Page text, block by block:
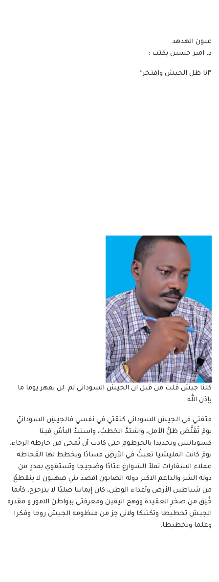
عيون الهدهد
د. امير حسين يكتب :
*انا ظل الجيش وافتخر*
كلنا جيش قلت من قبل ان الجيش السوداني لم. لن يقهر يوما ما
بإذن الله …
فثقتي في الجيش السوداني كثقتي في نفسي فالجيشِ السودانيِّ
يومَ تَقَلَّصَ ظلُّ الأمل، واشتدَّ الخطبُ، واستبدَّ البأسُ فينا
كسودانيين وتحديدا بالخرطومِ حتى كادت أن تُمحى من خارطة الرجاء.
يومَ كانت المليشيا تعبثُ في الأرضِ فسادًا ويخطط لها القحاطه
عملاء السفارات تملأ الشوارعَ عتادًا وضجيجا وتستقوي بمددٍ من
دوله الشر والداعم الاكبر دوله الصابون اقصد بني صهيون لا ينقطعُ
من شياطين الأرض وأعداء الوطن، كان إيماننا صلبًا لا يتزحزح، كأنما
خُلِق من صخرِ العقيدة ووهج اليقين ومعرفتي ببواطن الامور و مقدره
الجيش تخطيطا وتكتيكا ولاني جز من منظومه الجيش روحا وفكرا
وعلما وتخطيطا.